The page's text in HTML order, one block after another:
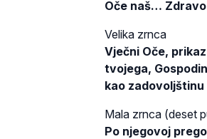
Oče naš…
Velika zrnca
Vječni Oče,
tvojega,
kao
Mala zrnca (deset
Po njegovoj